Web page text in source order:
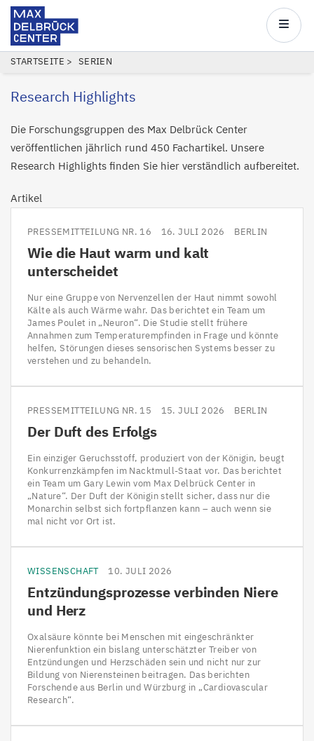
Direkt
Inhalt
Center
Main
PFADNAVIGATION
STARTSEITE SERIEN
Research Highlights
Die Forschungsgruppen des Max Delbrück Center
veröffentlichen jährlich rund 450 Fachartikel. Unsere
Research Highlights finden Sie hier verständlich aufbereitet.
Artikel
PRESSEMITTEILUNG NR. 16 16. JULI 2026 BERLIN
Wie die Haut warm und kalt
unterscheidet
Nur eine Gruppe von Nervenzellen der Haut nimmt sowohl
Kälte als auch Wärme wahr. Das berichtet ein Team um
James Poulet in „Neuron“. Die Studie stellt frühere
Annahmen zum Temperaturempfinden in Frage und könnte
helfen, Störungen dieses sensorischen Systems besser zu
verstehen und zu behandeln.
PRESSEMITTEILUNG NR. 15 15. JULI 2026 BERLIN
Der Duft des Erfolgs
Ein einziger Geruchsstoff, produziert von der Königin, beugt
Konkurrenzkämpfen im Nacktmull-Staat vor. Das berichtet
ein Team um Gary Lewin vom Max Delbrück Center in
„Nature“. Der Duft der Königin stellt sicher, dass nur die
Monarchin selbst sich fortpflanzen kann – auch wenn sie
mal nicht vor Ort ist.
WISSENSCHAFT 10. JULI 2026
Entzündungsprozesse verbinden Niere
und Herz
Oxalsäure könnte bei Menschen mit eingeschränkter
Nierenfunktion ein bislang unterschätzter Treiber von
Entzündungen und Herzschäden sein und nicht nur zur
Bildung von Nierensteinen beitragen. Das berichten
Forschende aus Berlin und Würzburg in „Cardiovascular
Research“.